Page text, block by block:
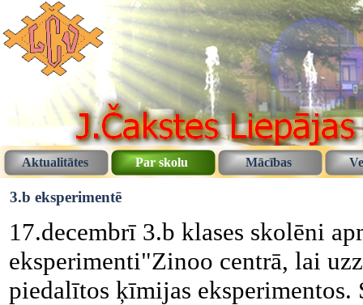
Aktualitātes Par skolu Mācības
3.b eksperimentē
17.decembrī 3.b klases skolēni
eksperimenti"Zinoo centrā, lai
piedalītos ķīmijas